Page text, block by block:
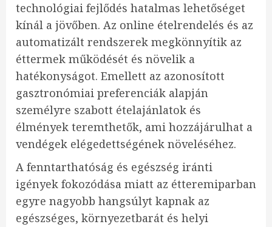
technológiai fejlődés hatalmas lehetőséget
kínál a jövőben. Az online ételrendelés és az
automatizált rendszerek megkönnyítik az
éttermek működését és növelik a
hatékonyságot. Emellett az azonosított
gasztronómiai preferenciák alapján
személyre szabott ételajánlatok és
élmények teremthetők, ami hozzájárulhat a
vendégek elégedettségének növeléséhez.
A fenntarthatóság és egészség iránti
igények fokozódása miatt az étteremiparban
egyre nagyobb hangsúlyt kapnak az
egészséges, környezetbarát és helyi